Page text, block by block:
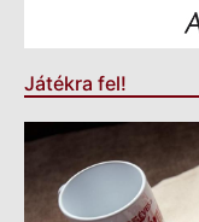
Játékra fel!